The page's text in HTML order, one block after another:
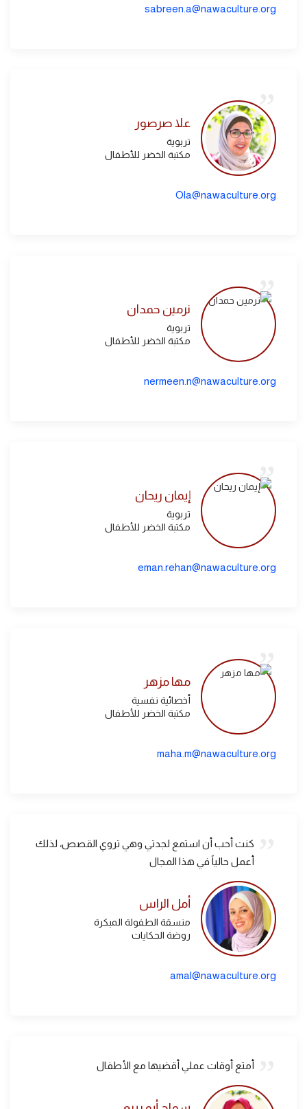
sabreen.a@nawaculture.org
علا صرصور
تربوية
مكتبة الخضر للأطفال
Ola@nawaculture.org
نرمين حمدان
تربوية
مكتبة الخضر للأطفال
nermeen.n@nawaculture.org
إيمان ريحان
تربوية
مكتبة الخضر للأطفال
eman.rehan@nawaculture.org
مها مزهر
أخصائية نفسية
مكتبة الخضر للأطفال
maha.m@nawaculture.org
كنت أحب أن استمع لجدتي وهي تروي القصص، لذلك
أعمل حالياً في هذا المجال
أمل الراس
منسقة الطفولة المبكرة
روضة الحكايات
amal@nawaculture.org
أمتع أوقات عملي أقضيها مع الأطفال